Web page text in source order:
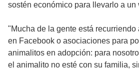
sostén económico para llevarlo a un
"Mucha de la gente está
en Facebook o asociaciones para
animalitos en adopción: para
el animalito no esté con su familia,